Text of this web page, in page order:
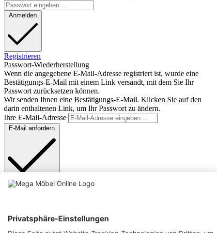
Anmelden
Registrieren
Passwort-Wiederherstellung
Wenn die angegebene E-Mail-Adresse registriert ist, wurde eine
Bestätigungs-E-Mail mit einem Link versandt, mit dem Sie Ihr
Passwort zurücksetzen können.
Wir senden Ihnen eine Bestätigungs-E-Mail. Klicken Sie auf den
darin enthaltenen Link, um Ihr Passwort zu ändern.
Ihre E-Mail-Adresse
E-Mail anfordern
Anmelden
Links unterstreichen
Gut lesbare Schrift